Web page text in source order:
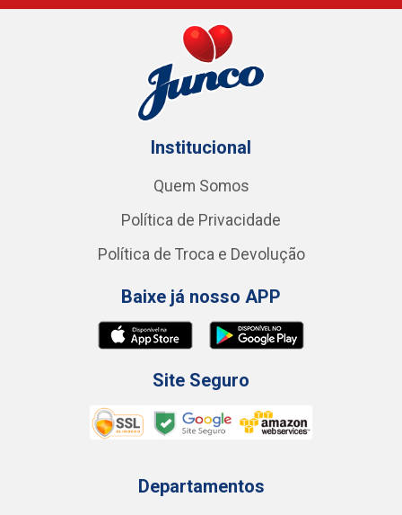
Institucional
Quem Somos
Política de Privacidade
Política de Troca e Devolução
Baixe já nosso APP
Site Seguro
Departamentos